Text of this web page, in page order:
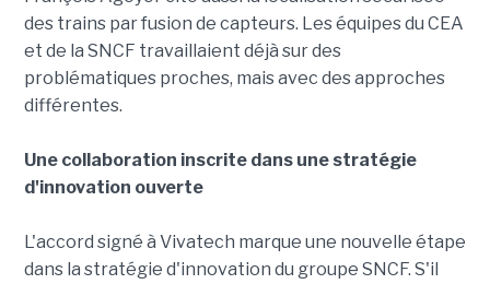
des trains par fusion de capteurs. Les équipes du CEA
et de la SNCF travaillaient déjà sur des
problématiques proches, mais avec des approches
différentes.
Une collaboration inscrite dans une stratégie
d'innovation ouverte
L'accord signé à Vivatech marque une nouvelle étape
dans la stratégie d'innovation du groupe SNCF. S'il